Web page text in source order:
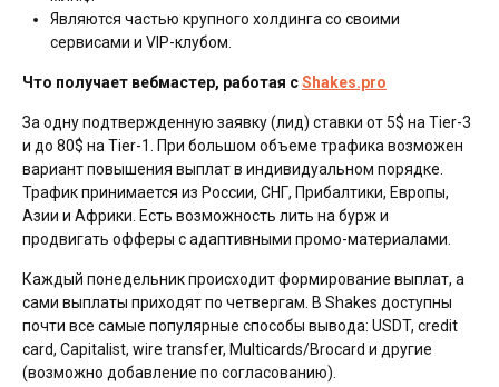
Являются частью крупного холдинга со своими
сервисами и VIP-клубом.
Что получает вебмастер, работая сShakes.pro
За одну подтвержденную заявку (лид) ставки от 5$ на Tier-3
и до 80$ на Tier-1. При большом объеме трафика возможен
вариант повышения выплат в индивидуальном порядке.
Трафик принимается из России, СНГ, Прибалтики, Европы,
Азии и Африки. Есть возможность лить на бурж и
продвигать офферы с адаптивными промо-материалами.
Каждый понедельник происходит формирование выплат, а
сами выплаты приходят по четвергам. В Shakes доступны
почти все самые популярные способы вывода: USDT, credit
card, Capitalist, wire transfer, Multicards/Brocard и другие
(возможно добавление по согласованию).